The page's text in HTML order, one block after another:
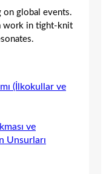
global events.
work in tight-knit
(İlkokullar ve
ve
Unsurları